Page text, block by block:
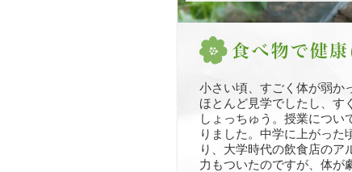
小さい頃、すごく体が弱か
ほとんど見学でしたし、す
しょっちゅう。授業につい
りました。中学に上がった
り、大学時代の飲食店のア
力もついたのですが、体が